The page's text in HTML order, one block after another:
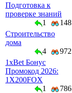
Подготовка к
проверке знаний
1
148
Строительство
дома
4
972
1xBet Бонус
Промокод 2026:
1X200FOX
1
786